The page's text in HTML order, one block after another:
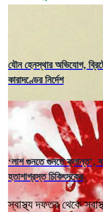
যৌন হেনস্থার অভিযোগ,
কারাদণ্ডের নির্দেশ
‘লাশ গুনতে গুনতে ক্লান্ত’,
হতাশাগ্রস্ত চিকিৎসকের
স্বাস্থ্য দফতর থেকে